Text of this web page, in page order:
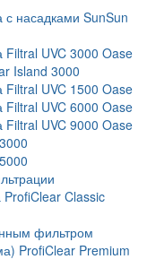
с насадками SunSun
Filtral UVC 3000 Oase
Island 3000
Filtral UVC 1500 Oase
Filtral UVC 6000 Oase
Filtral UVC 9000 Oase
Classic
фильтром
ProfiClear Premium